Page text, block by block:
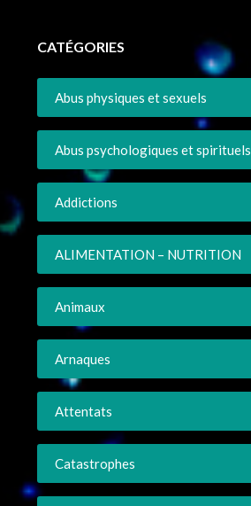
CATÉGORIES
Abus physiques et sexuels
Abus psychologiques et spirituels
Addictions
ALIMENTATION – NUTRITION
Animaux
Arnaques
Attentats
Catastrophes